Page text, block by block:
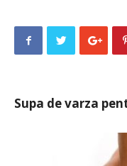
Supa de varza